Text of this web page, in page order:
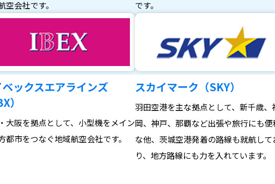
空会社です。
です。
ベックスエアラインズ
）
大阪を拠点として、小型機をメイン
都市をつなぐ地域航空会社です。
スカイマーク（SKY）
羽田空港を主な拠点として、新千歳、
岡、神戸、那覇など出張や旅行にも便
な他、茨城空港発着の路線も就航して
り、地方路線にも力を入れています。